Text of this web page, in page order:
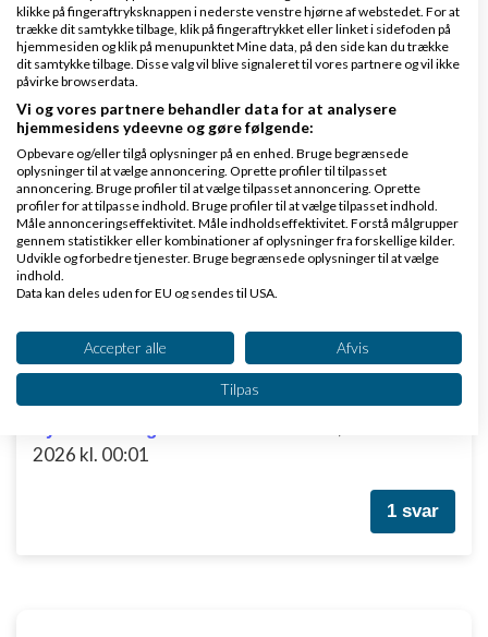
22:50
8 svar
Ny og anderledes infoskærm
Nyeste indlægafmagicMouse ,den 15-05-2026
kl. 16:38
2026 kl. 00:01
1 svar
klikke på fingeraftryksknappen i nederste venstre hjørne af webstedet. For at
trække dit samtykke tilbage, klik på fingeraftrykket eller linket i sidefoden på
hjemmesiden og klik på menupunktet Mine data, på den side kan du trække
dit samtykke tilbage. Disse valg vil blive signaleret til vores partnere og vil ikke
påvirke browserdata.
Vi og vores partnere behandler data for at analysere
hjemmesidens ydeevne og gøre følgende:
Opbevare og/eller tilgå oplysninger på en enhed. Bruge begrænsede
oplysninger til at vælge annoncering. Oprette profiler til tilpasset
annoncering. Bruge profiler til at vælge tilpasset annoncering. Oprette
profiler for at tilpasse indhold. Bruge profiler til at vælge tilpasset indhold.
Måle annonceringseffektivitet. Måle indholdseffektivitet. Forstå målgrupper
gennem statistikker eller kombinationer af oplysninger fra forskellige kilder.
Udvikle og forbedre tjenester. Bruge begrænsede oplysninger til at vælge
indhold.
Data kan deles uden for EU og sendes til USA.
Se partnerliste (2 IAB-leverandører)
Vi bruger dine data til følgende formål:
IAB's behandlingsformål:
Opbevare og/eller tilgå oplysninger på en
enhed
Accepter alle Afvis
Tilpas